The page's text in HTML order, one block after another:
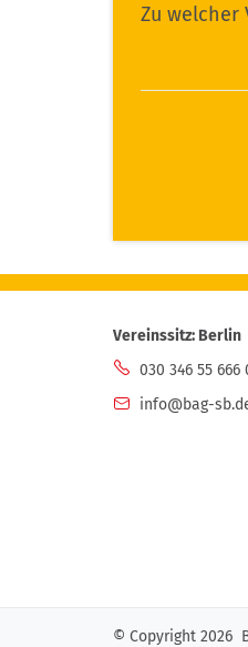
Zu welcher
Vereinssitz: Berlin
030 346 55 666
info@bag-
© Copyright 2026